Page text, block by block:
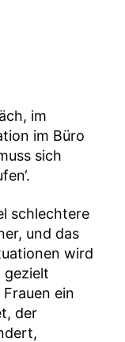
im
im Büro
sich
schlechtere
und das
wird
gezielt
ein
der